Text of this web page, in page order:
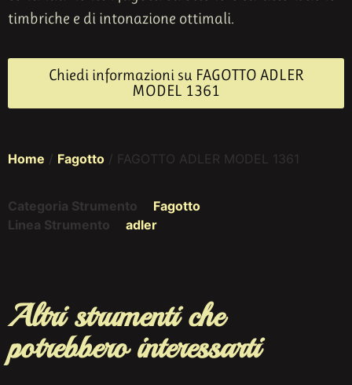
timbriche e di intonazione ottimali.
Chiedi informazioni su FAGOTTO ADLER
MODEL 1361
Home / Fagotto / FAGOTTO ADLER MODEL 1361
Categoria Strumento
Fagotto
Linea Strumento
adler
Altri strumenti che
potrebbero interessarti